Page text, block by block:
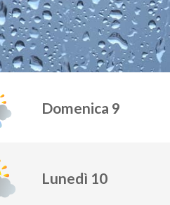
Domenica 9
Lunedì 10